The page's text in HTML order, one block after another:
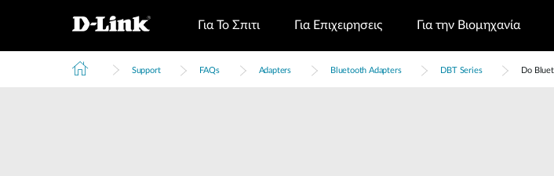
Για Το Σπιτι Για Επιχειρησεις Για την Βιομηχανία
Support FAQs Adapters Bluetooth Adapters DBT Series Do